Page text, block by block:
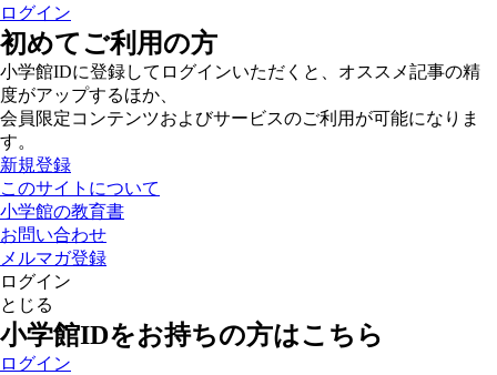
ログイン
初めてご利用の方
小学館IDに登録してログインいただくと、オススメ記事の精
度がアップするほか、
会員限定コンテンツおよびサービスのご利用が可能になりま
す。
新規登録
このサイトについて
小学館の教育書
お問い合わせ
メルマガ登録
ログイン
とじる
小学館IDをお持ちの方はこちら
ログイン